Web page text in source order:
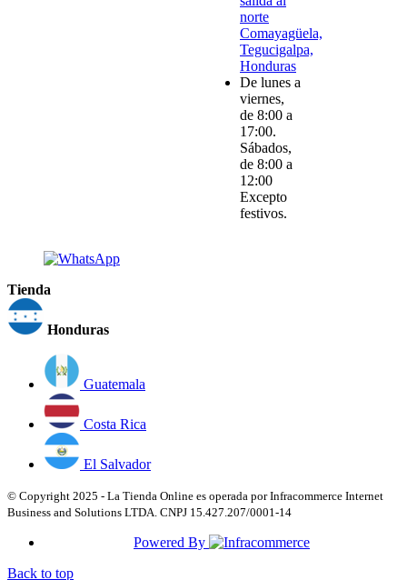
norte
Comayagüela,
Tegucigalpa,
Honduras
De lunes a
viernes,
de 8:00 a
17:00.
Sábados,
de 8:00 a
12:00
Excepto
festivos.
Tienda
Honduras
Guatemala
Costa Rica
El Salvador
© Copyright 2025 - La Tienda Online es operada por Infracommerce Internet
Business and Solutions LTDA. CNPJ 15.427.207/0001-14
Powered By
Back to top